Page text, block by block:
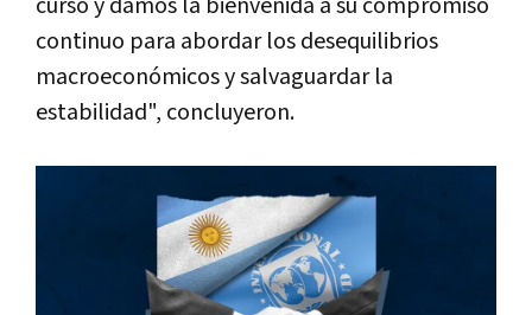
curso y damos la bienvenida a su compromiso
continuo para abordar los desequilibrios
macroeconómicos y salvaguardar la
estabilidad", concluyeron.